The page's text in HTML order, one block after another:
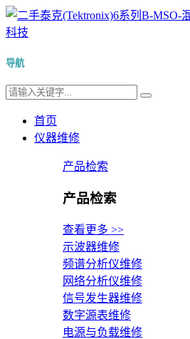
导航
首页
仪器维修
产品检索
产品检索
查看更多 >>
示波器维修
频谱分析仪维修
网络分析仪维修
信号发生器维修
数字源表维修
电源与负载维修